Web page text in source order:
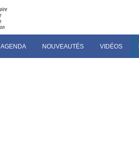
AGENDA NOUVEAUTÉS VIDÉOS